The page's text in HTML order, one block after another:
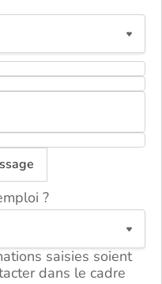
?
saisies soient
dans le cadre